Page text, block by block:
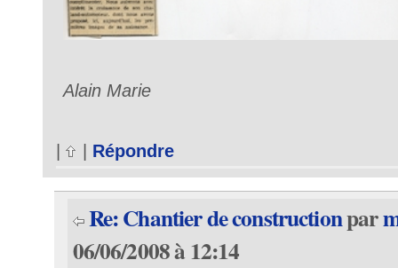
Alain Marie
| | Répondre
Re: Chantier de constructionpar
06/06/2008 à 12:14